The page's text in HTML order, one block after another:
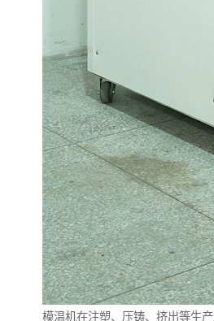
模温机在注塑、压铸、挤出等生